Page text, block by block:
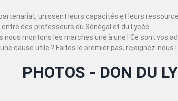
partenariat, unissent leurs capacités et leurs
des professeurs du Sénégal et du Lycée.
nous montons les marches une à une ! Ce sont
cause utile ? Faites le premier pas, rejoignez-nous !
PHOTOS - DON DU